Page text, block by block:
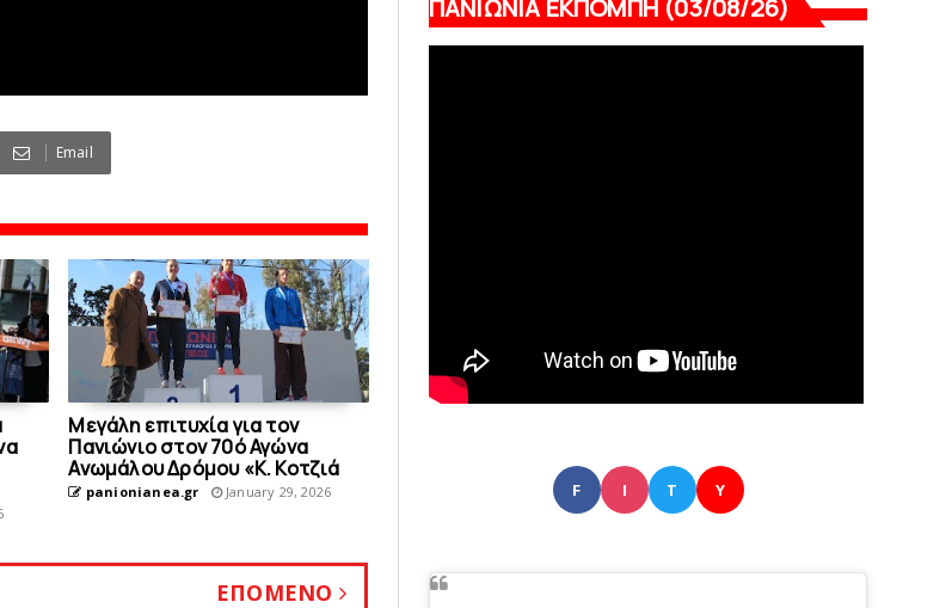
Email
Μεγάλη επιτυχία για τον
Πανιώνιο στον 70ό Αγώνα
Ανωμάλου Δρόμου «Κ. Κοτζιά
panionianea.gr January 29, 2026
ΕΠΟΜΕΝΟ
ΠΑΝΙΩΝΙΑ ΕΚΠΟΜΠΗ (03/08/26)
F I T Y